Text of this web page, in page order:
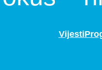
Vijesti